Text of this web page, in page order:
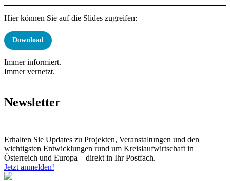
Hier können Sie auf die Slides zugreifen:
Download
Immer informiert.
Immer vernetzt.
Newsletter
Erhalten Sie Updates zu Projekten, Veranstaltungen und den
wichtigsten Entwicklungen rund um Kreislaufwirtschaft in
Österreich und Europa – direkt in Ihr Postfach.
Jetzt anmelden!